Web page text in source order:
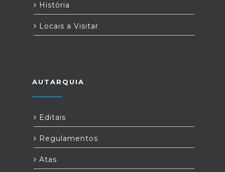
História
Locais a Visitar
AUTARQUIA
Editais
Regulamentos
Atas